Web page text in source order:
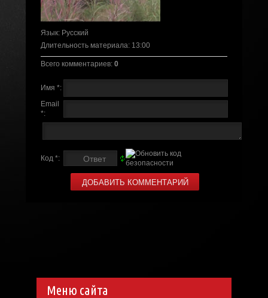
Язык: Русский
Длительность материала: 13:00
Всего комментариев: 0
Имя *:
Email
*:
Код *:
Меню сайта